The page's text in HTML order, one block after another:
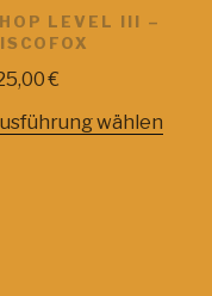
LEVEL III –
€
wählen